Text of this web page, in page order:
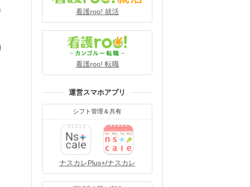
看護roo! 就活
看護roo! 転職
運営スマホアプリ
シフト管理＆共有
ナスカレPlus+/ナスカレ